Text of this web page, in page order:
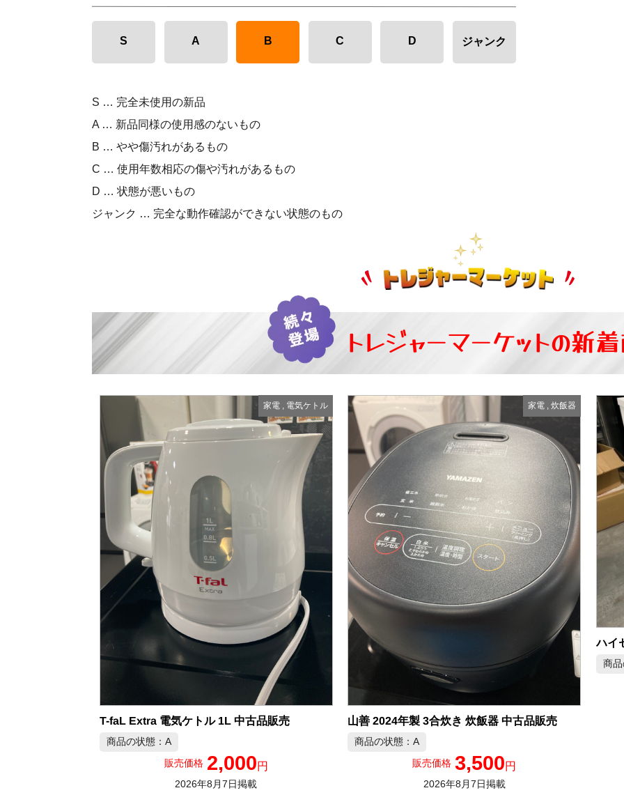
S A B C D ジャンク
S … 完全未使用の新品
A … 新品同様の使用感のないもの
B … やや傷汚れがあるもの
C … 使用年数相応の傷や汚れがあるもの
D … 状態が悪いもの
ジャンク … 完全な動作確認ができない状態のもの
トレジャーマーケットの新
家電, 電気ケトル
T-faL Extra 電気ケトル 1L 中古品販売
商品の状態：A
販売価格 2,000円
2026年8月7日掲載
家電, 炊飯器
山善 2024年製 3合炊き 炊飯器 中古品販売
商品の状態：A
販売価格 3,500円
2026年8月7日掲載
ハイ
商